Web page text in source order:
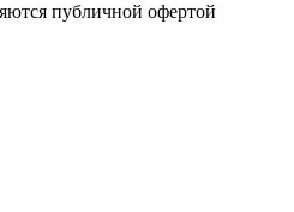
публичной офертой